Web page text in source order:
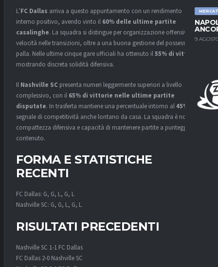
9
L’FC Dallas arriva a questo appuntamento con un rendimento
interno positivo, avendo vinto il 60% delle ultime partite
casalinghe. La squadra si distingue per organizzazione offensiva e
velocità nelle transizioni, oltre a una buona gestione del possesso
palla. Nelle ultime cinque gare ufficiali ha ottenuto il55% di vittorie
mostrando discreta solidità difensiva.
Il Nashville SC presenta numeri leggermente superiori a livello
complessivo, con il 65% di vittorie nelle ultime partite
disputate. In trasferta mantiene una percentuale intorno al45%
segnale di competitività anche lontano da casa. La squadra è nota per
compattezza difensiva e capacità di mantenere partite a punteggio
contenuto.
FORMA E STATISTICHE
RECENTI
FC Dallas: G, G, L, G, L
Nashville SC: G, G, L, G, L
RISULTATI PRECEDENTI
Nashville SC 1-1 FC Dallas
FC Dallas 2-0 Nashville SC